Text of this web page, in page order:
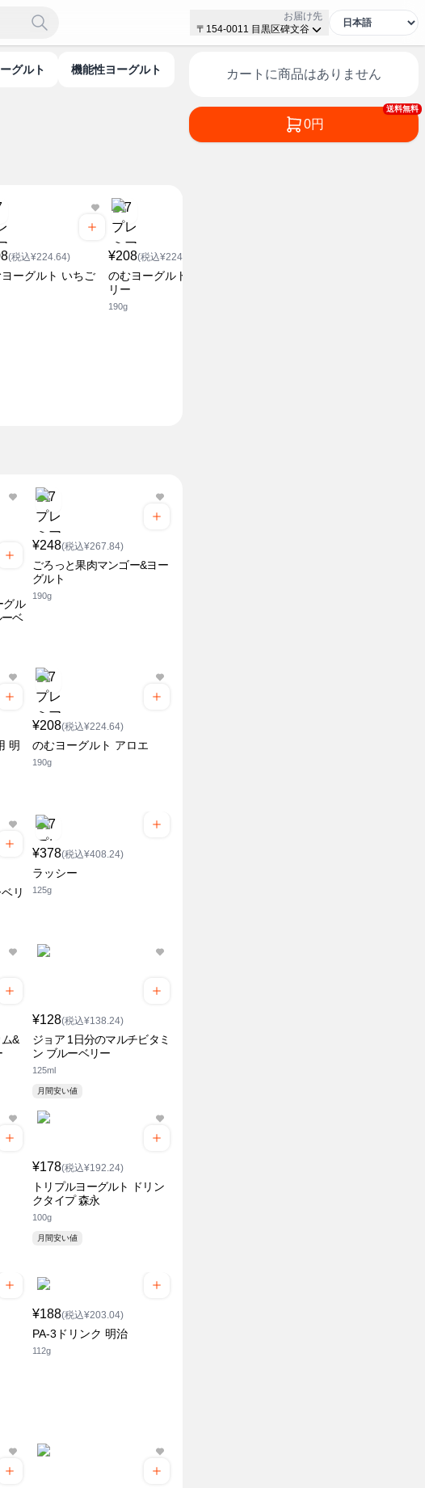
お届け先
〒154-0011 目黒区碑文谷
ーグルト 機能性ヨーグルト
(税込¥224.64)
ーグルト いちご
¥208(税込¥224.64)
のむヨーグルト ブルーベ
リー
190g
グル
ーベ
¥248(税込¥267.84)
ごろっと果肉マンゴー&ヨー
グルト
190g
明
¥208(税込¥224.64)
のむヨーグルト アロエ
190g
リ
¥378(税込¥408.24)
ラッシー
125g
&
¥128(税込¥138.24)
ジョア 1日分のマルチビタミ
ン ブルーベリー
125ml
月間安い値
¥178(税込¥192.24)
トリプルヨーグルト ドリン
クタイプ 森永
100g
月間安い値
¥188(税込¥203.04)
PA-3ドリンク 明治
112g
カートに商品はありません
送料無料
0円